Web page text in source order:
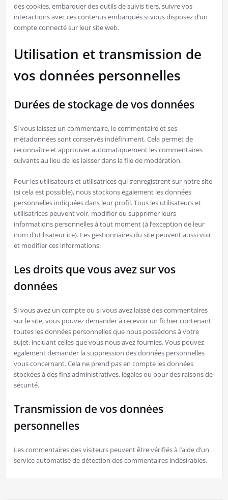
des cookies, embarquer des outils de suivis tiers, suivre vos
interactions avec ces contenus embarqués si vous disposez d’un
compte connecté sur leur site web.
Utilisation et transmission de
vos données personnelles
Durées de stockage de vos données
Si vous laissez un commentaire, le commentaire et ses
métadonnées sont conservés indéfiniment. Cela permet de
reconnaître et approuver automatiquement les commentaires
suivants au lieu de les laisser dans la file de modération.
Pour les utilisateurs et utilisatrices qui s’enregistrent sur notre site
(si cela est possible), nous stockons également les données
personnelles indiquées dans leur profil. Tous les utilisateurs et
utilisatrices peuvent voir, modifier ou supprimer leurs
informations personnelles à tout moment (à l’exception de leur
nom d’utilisateur·ice). Les gestionnaires du site peuvent aussi voir
et modifier ces informations.
Les droits que vous avez sur vos
données
Si vous avez un compte ou si vous avez laissé des commentaires
sur le site, vous pouvez demander à recevoir un fichier contenant
toutes les données personnelles que nous possédons à votre
sujet, incluant celles que vous nous avez fournies. Vous pouvez
également demander la suppression des données personnelles
vous concernant. Cela ne prend pas en compte les données
stockées à des fins administratives, légales ou pour des raisons de
sécurité.
Transmission de vos données
personnelles
Les commentaires des visiteurs peuvent être vérifiés à l’aide d’un
service automatisé de détection des commentaires indésirables.